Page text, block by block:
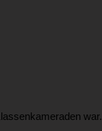
war.